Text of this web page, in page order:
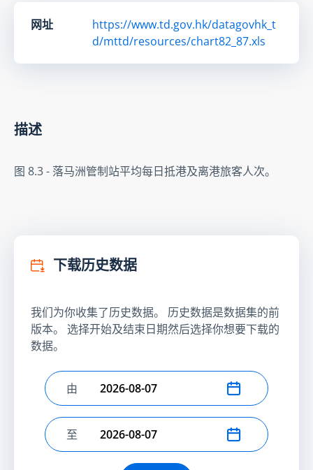
网址
https://www.td.gov.hk/datagovhk_t
d/mttd/resources/chart82_87.xls
描述
图 8.3 - 落马洲管制站平均每日抵港及离港旅客人次。
下载历史数据
我们为你收集了历史数据。 历史数据是数据集的前
版本。 选择开始及结束日期然后选择你想要下载的
数据。
选择开始日期
由
选择结束日期
至